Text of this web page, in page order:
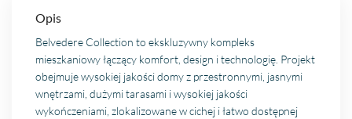
Opis
Belvedere Collection to ekskluzywny kompleks
mieszkaniowy łączący komfort, design i technologię. Projekt
obejmuje wysokiej jakości domy z przestronnymi, jasnymi
wnętrzami, dużymi tarasami i wysokiej jakości
wykończeniami, zlokalizowane w cichej i łatwo dostępnej